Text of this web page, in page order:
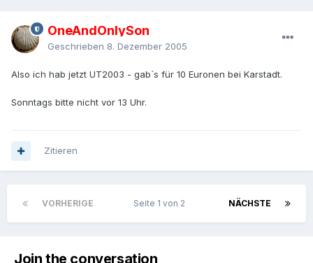
OneAndOnlySon
Geschrieben 8. Dezember 2005
Also ich hab jetzt UT2003 - gab`s für 10 Euronen bei Karstadt.
Sonntags bitte nicht vor 13 Uhr.
Zitieren
VORHERIGE NÄCHSTE
Seite 1 von 2
Join the conversation